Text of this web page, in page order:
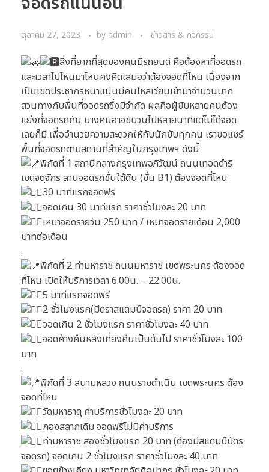
ตุลาคม 27, 2023 by admin ข่าวสาร & กิจกรรม
สิ่งที่ยากที่สุดของคนมีรถยนต์ คือต้องหาที่จอดรถ
และเวลาไปไหนมาไหนคงคิดเสมอว่าต้องจอดที่ไหน เนื่องจาก
เป็นเขตประชากรหนาแน่นมีคนไหลเวียนเข้ามาจำนวนมาก
สวนทางกับพื้นที่จอดรถซึ่งมีจำกัด ผลคือผู้ขับหลายคนต้อง
แย่งที่จอดรถกัน บางคนอาจขับวนไปหลายนาทีแต่ไม่ได้จอด
เลยก็มี เพื่ออำนวยความสะดวกให้กับนักขับทุกคน เราขอแชร์
พื้นที่จอดรถตามสถานที่สำคัญในกรุงเทพฯ ดังนี้
พิกัดที่ 1 สถานีกลางกรุงเทพอภิวัฒน์ ถนนเทอดดำริ
เขตจตุจักร ลานจอดรถชั้นใต้ดิน (ชั้น B1) ต้องจอดที่ไหน
30 นาทีแรกจอดฟรี
จอดเกิน 30 นาทีแรก ราคาชั่วโมงละ 20 บาท
เหมาจอดรายวัน 250 บาท / เหมาจอดรายเดือน 2,000
บาทต่อเดือน
.
พิกัดที่ 2 ท่ามหาราช ถนนมหาราช เขตพระนคร ต้องจอด
ที่ไหน เปิดให้บริการเวลา 6.00น. – 22.00น.
5 นาทีแรกจอดฟรี
2 ชั่วโมงแรก(มีตราสแตมป์จอดรถ) ราคา 20 บาท
จอดเกิน 2 ชั่วโมงแรก ราคาชั่วโมงละ 40 บาท
จอดค้างคืนหลังเที่ยงคืนเป็นต้นไป ราคาชั่วโมงละ 100
บาท
.
พิกัดที่ 3 สนามหลวง ถนนราชดำเนิน เขตพระนคร ต้อง
จอดที่ไหน
วัดมหาธาตุ ค่าบริการชั่วโมงละ 20 บาท
กองสลากเดิม จอดฟรีไม่มีค่าบริการ
ท่ามหาราช สองชั่วโมงแรก 20 บาท (ต้องมีสแตมป์บัตร
จอดรถ) จอดเกิน 2 ชั่วโมงแรก ราคาชั่วโมงละ 40 บาท